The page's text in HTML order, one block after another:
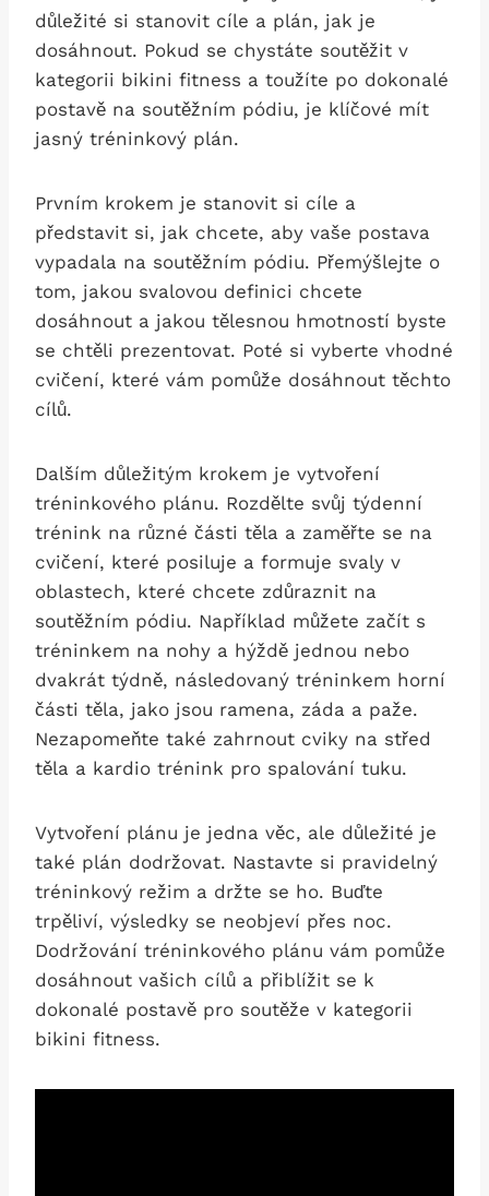
důležité si stanovit‍ cíle a plán, jak je
dosáhnout. Pokud se chystáte soutěžit v
kategorii ⁢bikini fitness‌ a toužíte po dokonalé
postavě na soutěžním pódiu, je klíčové mít
jasný⁢ tréninkový plán.
Prvním⁢ krokem je stanovit si cíle a
představit si, jak chcete, aby vaše postava
vypadala⁢ na soutěžním pódiu.⁤ Přemýšlejte⁤ o⁣
tom,‍ jakou svalovou ​definici chcete
dosáhnout a jakou tělesnou hmotností byste
se chtěli prezentovat. Poté si vyberte ⁤vhodné
cvičení,⁣ které⁣ vám‌ pomůže dosáhnout těchto
cílů.
Dalším důležitým krokem je vytvoření
tréninkového plánu. Rozdělte svůj týdenní
trénink na různé části těla a⁤ zaměřte se na
cvičení, které posiluje a formuje svaly⁣ v
oblastech, které chcete zdůraznit na
‌soutěžním​ pódiu. Například ‍můžete začít s‍
tréninkem na nohy a hýždě jednou nebo
dvakrát týdně, následovaný tréninkem horní
části těla, jako jsou ramena,‌ záda a paže.
Nezapomeňte také zahrnout cviky na střed
těla a ​kardio trénink pro spalování tuku.
Vytvoření plánu je jedna‍ věc, ale důležité je
také plán dodržovat. Nastavte si pravidelný
tréninkový režim a držte se ho. Buďte‍
trpěliví, výsledky se neobjeví přes noc.‌
Dodržování tréninkového plánu vám ⁢pomůže
dosáhnout​ vašich‍ cílů a přiblížit se k
dokonalé postavě pro soutěže⁤ v kategorii
bikini fitness.